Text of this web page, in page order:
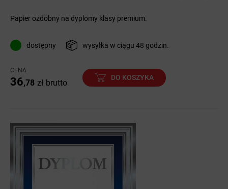
Papier ozdobny na dyplomy klasy premium.
dostępny wysyłka w ciągu 48 godzin.
CENA
36,78 zł brutto
DO KOSZYKA